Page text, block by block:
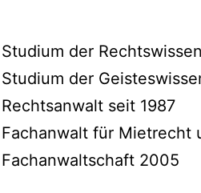
Studium der
Studium der
Rechtsanwalt seit 1987
Fachanwalt für Mietrecht
Fachanwaltschaft 2005